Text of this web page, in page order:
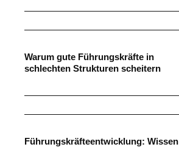
Warum gute Führungskräfte in
schlechten Strukturen scheitern
Führungskräfteentwicklung: Wissen